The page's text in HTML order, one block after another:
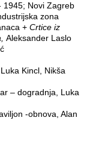
1945; Novi Zagreb
zona
+ Crtice iz
Aleksander Laslo
Kincl, Nikša
– dogradnja, Luka
-obnova, Alan